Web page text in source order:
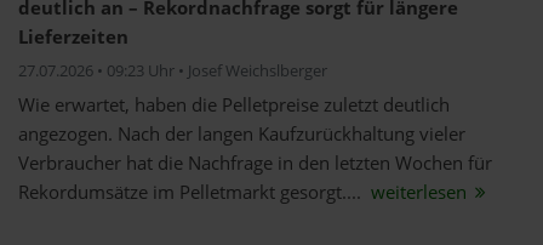
deutlich an – Rekordnachfrage sorgt für längere
Lieferzeiten
27.07.2026 • 09:23 Uhr • Josef Weichslberger
Wie erwartet, haben die Pelletpreise zuletzt deutlich
angezogen. Nach der langen Kaufzurückhaltung vieler
Verbraucher hat die Nachfrage in den letzten Wochen für
Rekordumsätze im Pelletmarkt gesorgt.... weiterlesen